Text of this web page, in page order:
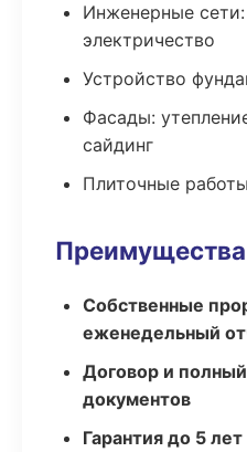
Инженерные
электричество
Устройство
Фасады:
сайдинг
Плиточные
Собственные
еженедельный
Договор и
документов
Гарантия до 5